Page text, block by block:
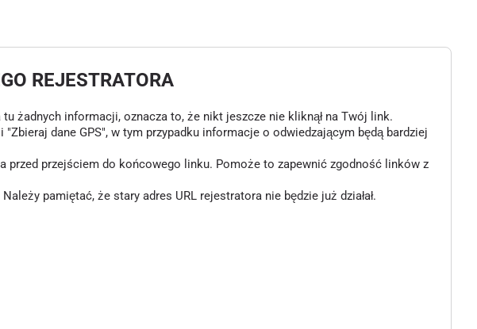
REJESTRATORA
żadnych informacji, oznacza to, że nikt jeszcze nie kliknął na Twój link.
dane GPS", w tym przypadku informacje o odwiedzającym będą bardziej
przejściem do końcowego linku. Pomoże to zapewnić zgodność linków z
pamiętać, że stary adres URL rejestratora nie będzie już działał.